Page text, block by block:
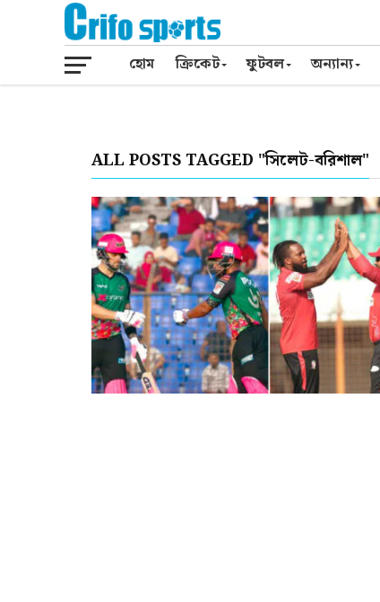
হোম ক্রিকেট ফুটবল অন্যান্য
ALL POSTS TAGGED "সিলেট-বরিশাল"